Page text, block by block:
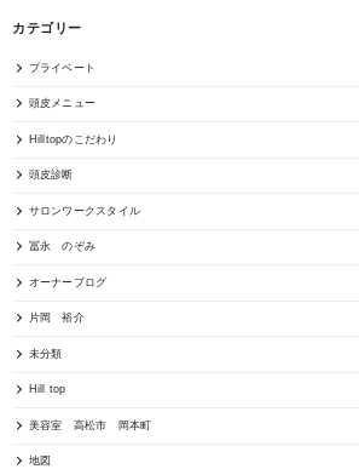
カテゴリー
プライベート
頭皮メニュー
Hilltopのこだわり
頭皮診断
サロンワークスタイル
冨永 のぞみ
オーナーブログ
片岡 裕介
未分類
Hill top
美容室 高松市 岡本町
地図